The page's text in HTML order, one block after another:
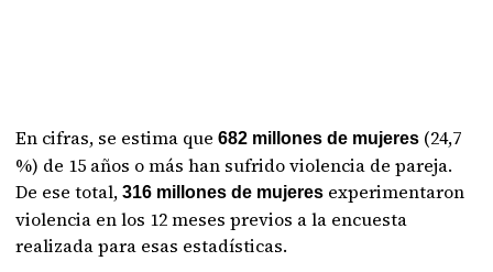
En cifras, se estima que 682 millones de mujeres (24,7
%) de 15 años o más han sufrido violencia de pareja.
De ese total,316 millones de mujeres experimentaron
violencia en los 12 meses previos a la encuesta
realizada para esas estadísticas.